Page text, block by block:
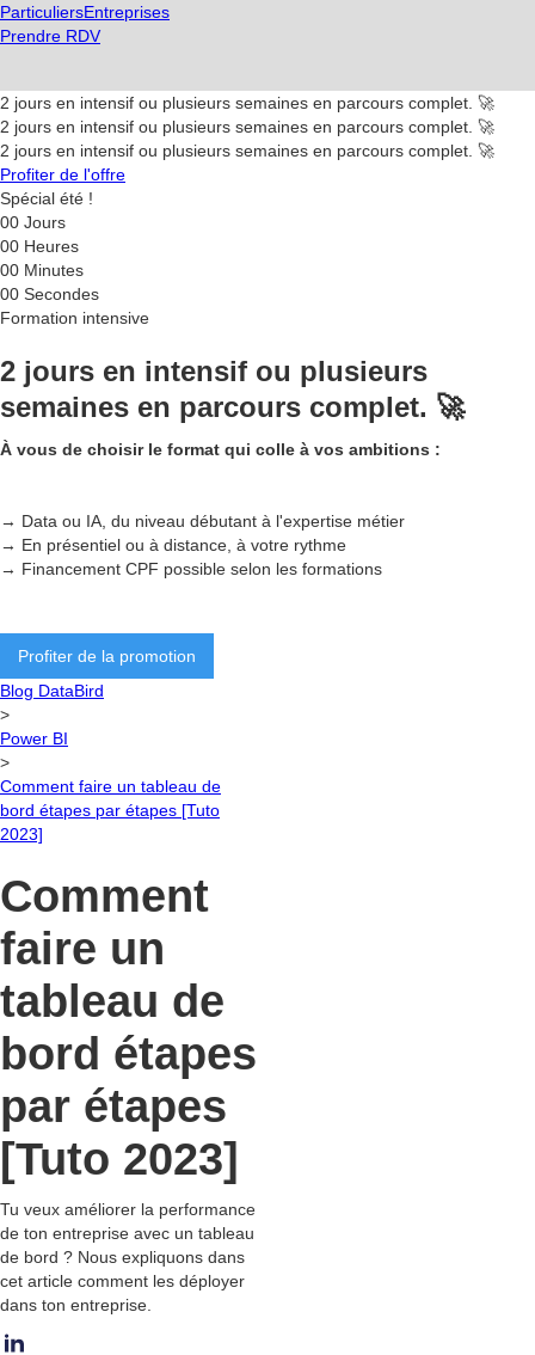
ParticuliersEntreprises
Prendre RDV
2 jours en intensif ou plusieurs semaines en parcours complet. 🚀
2 jours en intensif ou plusieurs semaines en parcours complet. 🚀
2 jours en intensif ou plusieurs semaines en parcours complet. 🚀
Profiter de l'offre
Spécial été !
00 Jours
00 Heures
00 Minutes
00 Secondes
Formation intensive
2 jours en intensif ou plusieurs
semaines en parcours complet. 🚀
À vous de choisir le format qui colle à vos ambitions :
→ Data ou IA, du niveau débutant à l'expertise métier
→ En présentiel ou à distance, à votre rythme
→ Financement CPF possible selon les formations
Profiter de la promotion
Blog DataBird
>
Power BI
>
Comment faire un tableau de
bord étapes par étapes [Tuto
2023]
Comment
faire un
tableau de
bord étapes
par étapes
[Tuto 2023]
Tu veux améliorer la performance
de ton entreprise avec un tableau
de bord ? Nous expliquons dans
cet article comment les déployer
dans ton entreprise.